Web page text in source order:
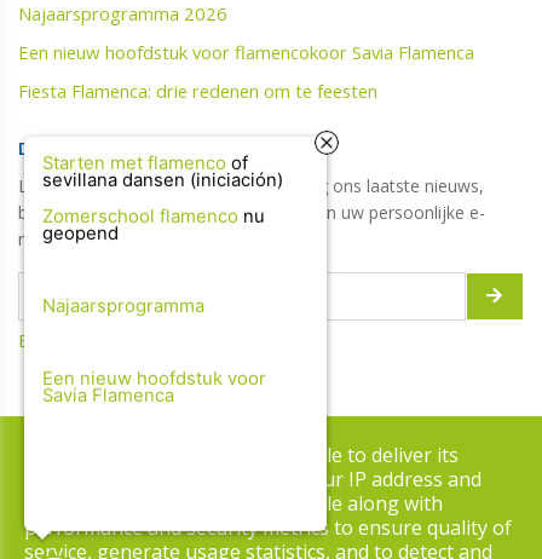
Najaarsprogramma 2026
Een nieuw hoofdstuk voor flamencokoor Savia Flamenca
Fiesta Flamenca: drie redenen om te feesten
DIGITALE NIEUWSBRIEF
Laat hier uw e-mailadres achter en krijg ons laatste nieuws,
blogs, updates, jobs, tips & promoties in uw persoonlijke e-
mailbox!
Bekijk de vorige updates
Copyright © 2026 Danshuis Volmolen. All rights reserved.
UP-TO-DATE WebDesign
This site uses cookies from Google to deliver its
services and to analyze traffic. Your IP address and
user-agent are shared with Google along with
performance and security metrics to ensure quality of
service, generate usage statistics, and to detect and
Starten met flamenco of
sevillana dansen (iniciación)
Zomerschool flamenco nu
geopend
Najaarsprogramma
Een nieuw hoofdstuk voor
Savia Flamenca